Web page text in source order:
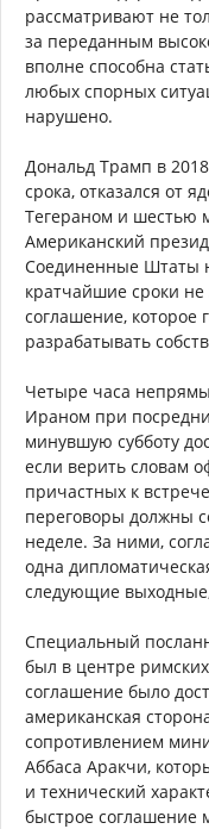
рассматривают не
за переданным
вполне способна
любых спорных
нарушено.
Дональд Трамп в
срока, отказался от
Тегераном и шестью
Американский
Соединенные Штаты
кратчайшие сроки
соглашение, которое
разрабатывать
Четыре часа
Ираном при
минувшую субботу
если верить словам
причастных к
переговоры должны
неделе. За ними,
одна
следующие
Специальный
был в центре
соглашение было
американская
сопротивлением
Аббаса Аракчи,
и технический
быстрое соглашение